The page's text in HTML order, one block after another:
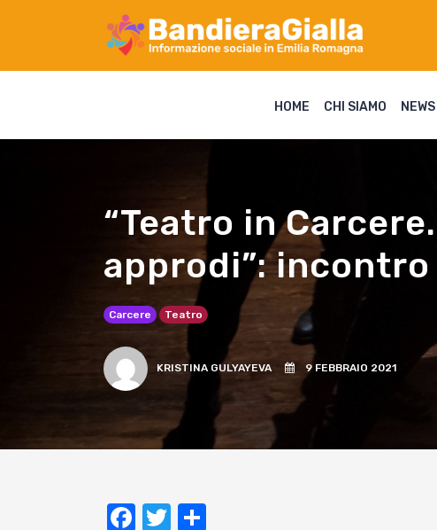
HOME CHI SIAMO NEWS
“Teatro in
approdi”:
Carcere Teatro
KRISTINA GULYAYEVA 9 FEBBRAIO 2021
Facebook
Twitter